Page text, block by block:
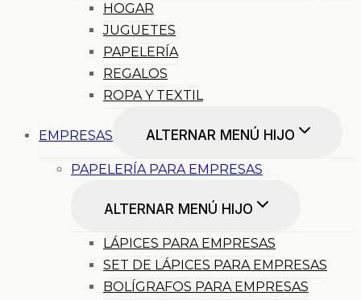
HOGAR
JUGUETES
PAPELERÍA
REGALOS
ROPA Y TEXTIL
EMPRESAS ALTERNAR MENÚ HIJO
PAPELERÍA PARA EMPRESAS
ALTERNAR MENÚ HIJO
LÁPICES PARA EMPRESAS
SET DE LÁPICES PARA EMPRESAS
BOLÍGRAFOS PARA EMPRESAS